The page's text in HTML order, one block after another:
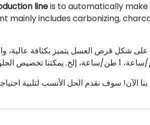
lineis to automatically
mainly includes carbonizing,
على شكل قرص العسل يتميز بكثافة
الآن! سوف نقدم الحل الأنسب لتلبية